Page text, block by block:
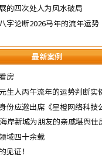
的四次处人为风水破局
字论断2026马年的流年运势
最新案例
房
生人丙午流年的运势判断实
份应邀出席《星橙网络科技
岸新城为朋友的亲戚堪舆住
域四十余载
见证！